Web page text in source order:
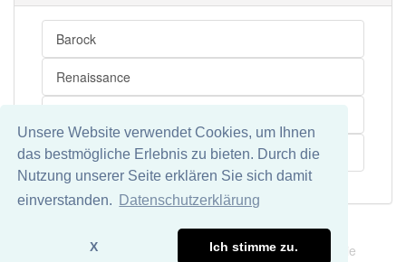
Unsere Website verwendet Cookies, um Ihnen
das bestmögliche Erlebnis zu bieten. Durch die
Nutzung unserer Seite erklären Sie sich damit
einverstanden.
Datenschutzerklärung
X Ich stimme zu.
Barock
Renaissance
Veranstaltung
Datenschutz
Wir übernehmen keine Garantie und keine Haftung für die